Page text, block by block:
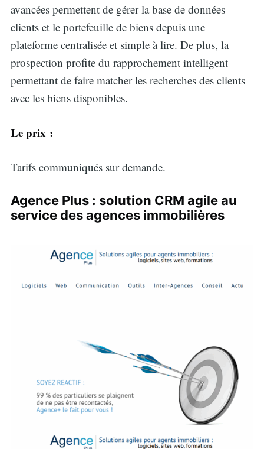
avancées permettent de gérer la base de données
clients et le portefeuille de biens depuis une
plateforme centralisée et simple à lire. De plus, la
prospection profite du rapprochement intelligent
permettant de faire matcher les recherches des clients
avec les biens disponibles.
Le prix :
Tarifs communiqués sur demande.
Agence Plus : solution CRM agile au
service des agences immobilières